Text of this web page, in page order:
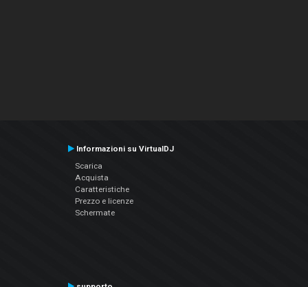
Informazioni su VirtualDJ
Scarica
Acquista
Caratteristiche
Prezzo e licenze
Schermate